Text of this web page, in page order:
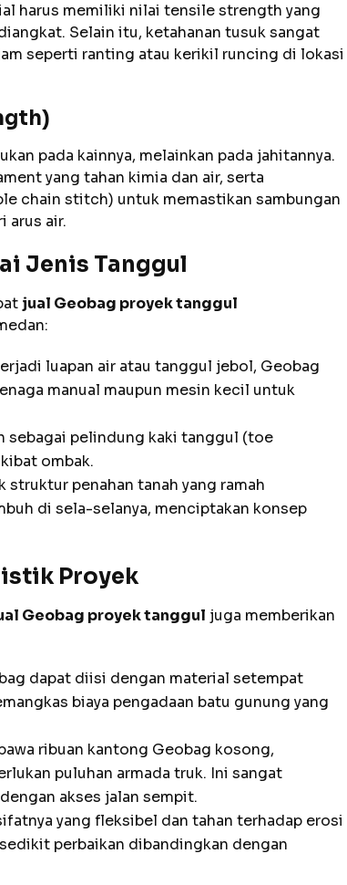
harus memiliki nilai tensile strength yang
Selain itu, ketahanan tusuk sangat
seperti ranting atau kerikil runcing di lokasi
pada kainnya, melainkan pada jahitannya.
yang tahan kimia dan air, serta
chain stitch) untuk memastikan sambungan
arus air.
Jenis Tanggul
jual Geobag proyek tanggul
luapan air atau tanggul jebol, Geobag
manual maupun mesin kecil untuk
sebagai pelindung kaki tanggul (toe
ombak.
struktur penahan tanah yang ramah
di sela-selanya, menciptakan konsep
Proyek
Geobag proyek tanggul juga memberikan
dapat diisi dengan material setempat
biaya pengadaan batu gunung yang
ribuan kantong Geobag kosong,
puluhan armada truk. Ini sangat
akses jalan sempit.
yang fleksibel dan tahan terhadap erosi
perbaikan dibandingkan dengan